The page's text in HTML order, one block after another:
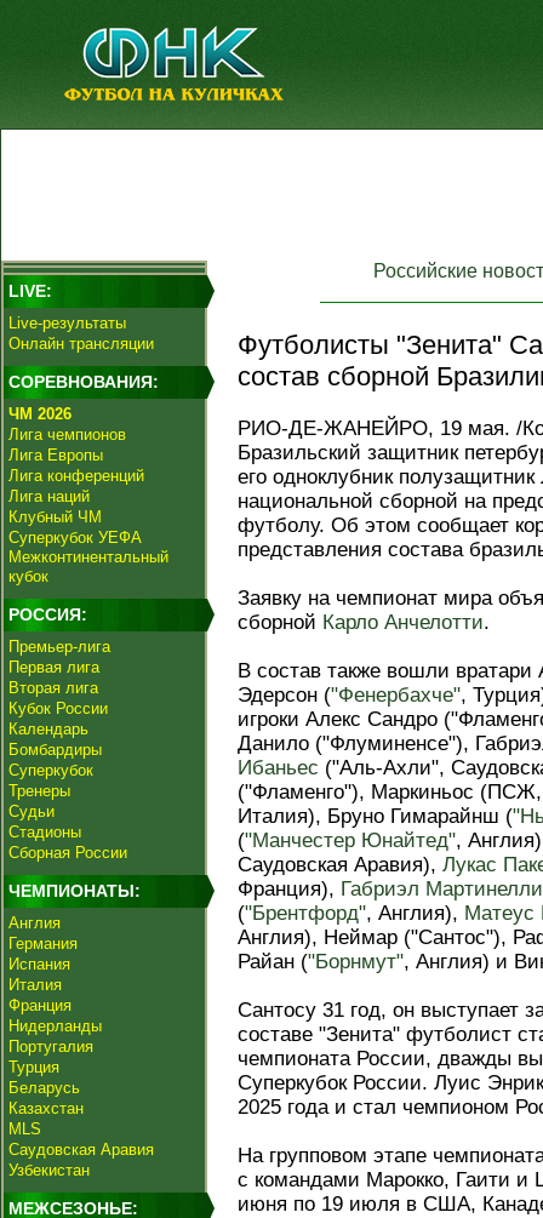
LIVE:
Live-результаты
Онлайн трансляции
СОРЕВНОВАНИЯ:
ЧМ 2026
Лига чемпионов
Лига Европы
Лига конференций
Лига наций
Клубный ЧМ
Суперкубок УЕФА
Межконтинентальный
кубок
РОССИЯ:
Премьер-лига
Первая лига
Вторая лига
Кубок России
Календарь
Бомбардиры
Суперкубок
Тренеры
Судьи
Стадионы
Сборная России
ЧЕМПИОНАТЫ:
Англия
Германия
Испания
Италия
Франция
Нидерланды
Португалия
Турция
Беларусь
Казахстан
MLS
Саудовская Аравия
Узбекистан
МЕЖСЕЗОНЬЕ:
Российские
Футболисты "Зенита"
состав сборной
РИО-ДЕ-ЖАНЕЙРО, 19 мая. /
Бразильский защитник
его одноклубник
национальной сборной на
футболу. Об этом сообщает
представления состава
Заявку на чемпионат мира
сборной Карло Анчелотти.
В состав также вошли вратари
Эдерсон ("Фенербахче",
игроки Алекс Сандро
Данило ("Флуминенсе"),
Ибаньес ("Аль-Ахли",
("Фламенго"), Маркиньос
Италия), Бруно Гимарайнш (
("Манчестер Юнайтед",
Саудовская Аравия), Лукас
Франция), Габриэл Мартинелли
("Брентфорд", Англия), Матеус
Англия), Неймар ("Сантос"),
Райан ("Борнмут", Англия) и
Сантосу 31 год, он выступает
составе "Зенита" футболист
чемпионата России, дважды
Суперкубок России. Луис
2025 года и стал чемпионом
На групповом этапе
с командами Марокко, Гаити и
июня по 19 июля в США,